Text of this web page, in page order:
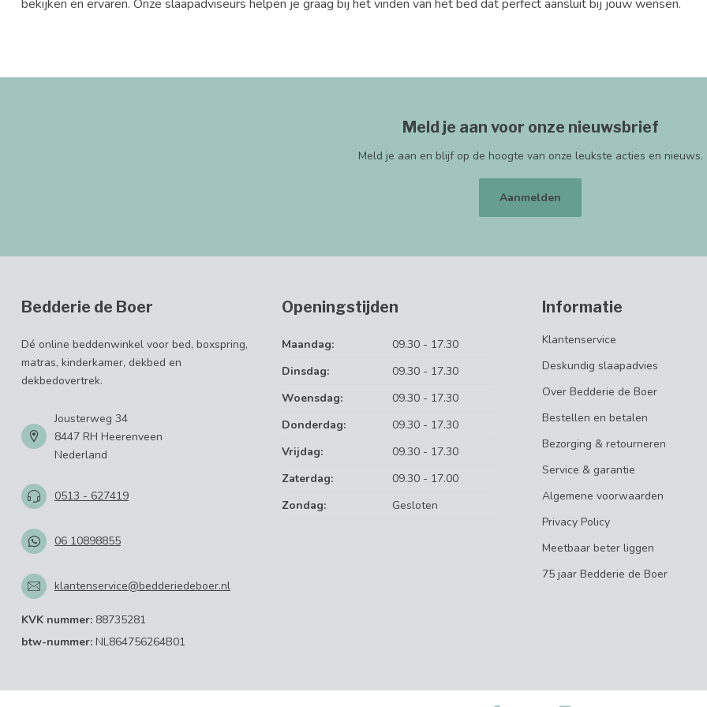
bekijken en ervaren. Onze slaapadviseurs helpen je graag bij het vinden van het bed dat perfect aansluit bij jouw wensen.
Meld je aan voor onze nieuwsbrief
Meld je aan en blijf op de hoogte van onze leukste acties en nieuws.
Aanmelden
Bedderie de Boer
Dé online beddenwinkel voor bed, boxspring,
matras, kinderkamer, dekbed en
dekbedovertrek.
Jousterweg 34
8447 RH Heerenveen
Nederland
0513 - 627419
06 10898855
klantenservice@bedderiedeboer.nl
KVK nummer: 88735281
btw-nummer: NL864756264B01
Openingstijden
Maandag:
09.30 - 17.30
Dinsdag:
09.30 - 17.30
Woensdag:
09.30 - 17.30
Donderdag:
09.30 - 17.30
Vrijdag:
09.30 - 17.30
Zaterdag:
09.30 - 17.00
Zondag:
Gesloten
Informatie
Klantenservice
Deskundig slaapadvies
Over Bedderie de Boer
Bestellen en betalen
Bezorging & retourneren
Service & garantie
Algemene voorwaarden
Privacy Policy
Meetbaar beter liggen
75 jaar Bedderie de Boer